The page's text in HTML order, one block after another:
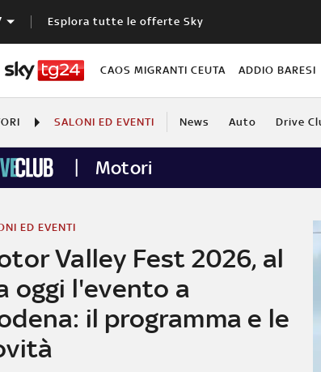
Esplora tutte le offerte Sky
CAOS MIGRANTI CEUTA ADDIO BARESI
SALONI ED EVENTI News Auto Drive
Motori
Valley Fest 2026, al
oggi l'evento a
il programma e le
ED EVENTI